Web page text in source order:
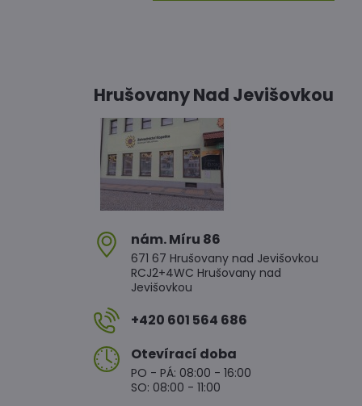
Hrušovany Nad Jevišovkou
nám​. Míru 86
671 67 Hrušovany nad Jevišovkou
RCJ2+4WC Hrušovany nad
Jevišovkou
+420 601 564 686
Otevírací doba
PO - PÁ: 08:00 - 16:00
SO: 08:00 - 11:00